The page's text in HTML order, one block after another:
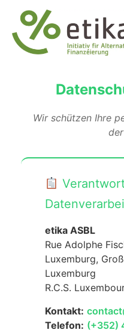
content
Wir schützen Ihre
etika ASBL
Rue Adolphe
Luxemburg,
Luxemburg
R.C.S.
Kontakt:
Telefon: (+352)